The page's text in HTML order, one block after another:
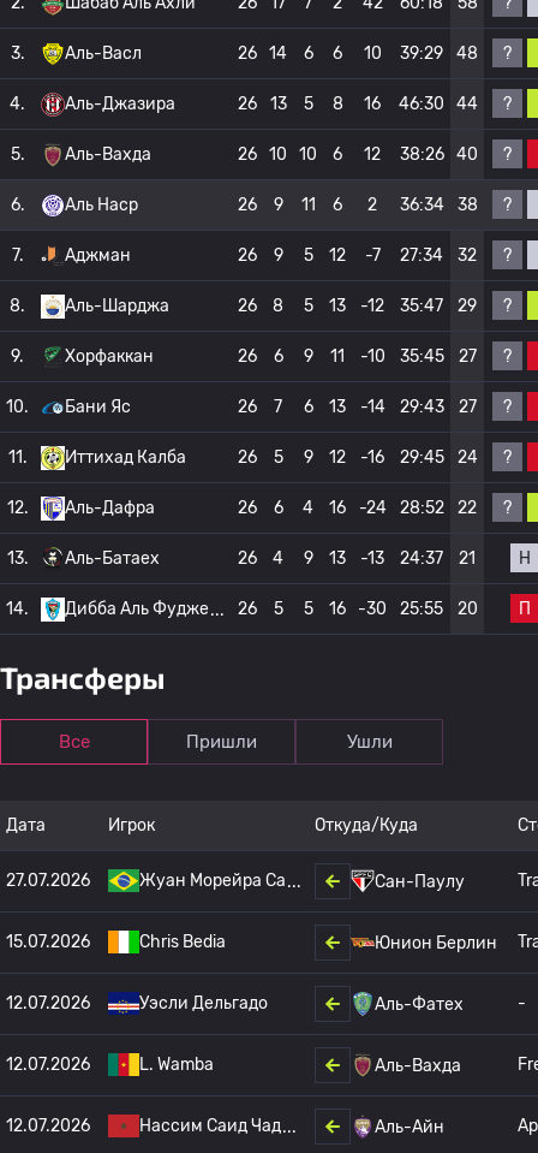
3. Аль-Васл 26 14 6 6 10 39:29 48 ?
4. Аль-Джазира 26 13 5 8 16 46:30 44 ?
5. Аль-Вахда 26 10 10 6 12 38:26 40 ?
6. Аль Наср 26 9 11 6 2 36:34 38 ?
7. Аджман 26 9 5 12 -7 27:34 32 ?
8. Аль-Шарджа 26 8 5 13 -12 35:47 29 ?
9. Хорфаккан 26 6 9 11 -10 35:45 27 ?
10. Бани Яс 26 7 6 13 -14 29:43 27 ?
11. Иттихад Калба 26 5 9 12 -16 29:45 24 ?
12. Аль-Дафра 26 6 4 16 -24 28:52 22 ?
13. Аль-Батаех 26 4 9 13 -13 24:37 21 Н
14. Дибба Аль Фудже 26 5 5 16 -30 25:55 20 П
Трансферы
Все Пришли Ушли
Дата Игрок Откуда/Куда
27.07.2026 Жуан Морейра Са Сан-Паулу
15.07.2026 Chris Bedia Юнион Берлин
12.07.2026 Уэсли Дельгадо Аль-Фатех -
12.07.2026 L. Wamba Аль-Вахда
12.07.2026 Нассим Саид Чад Аль-Айн